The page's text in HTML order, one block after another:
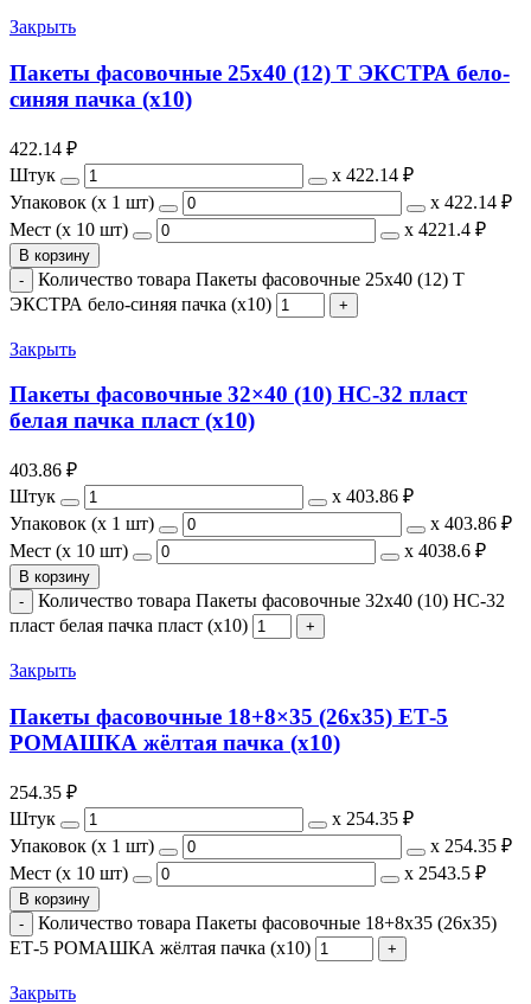
Закрыть
Пакеты фасовочные 25х40 (12) Т ЭКСТРА бело-
синяя пачка (х10)
422.14 ₽
Штук
х 422.14 ₽
Упаковок (x 1 шт)
х 422.14 ₽
Мест (x 10 шт)
х 4221.4 ₽
В корзину
Количество товара Пакеты фасовочные 25х40 (12) Т
ЭКСТРА бело-синяя пачка (х10)
Закрыть
Пакеты фасовочные 32×40 (10) НС-32 пласт
белая пачка пласт (х10)
403.86 ₽
Штук
х 403.86 ₽
Упаковок (x 1 шт)
х 403.86 ₽
Мест (x 10 шт)
х 4038.6 ₽
В корзину
Количество товара Пакеты фасовочные 32x40 (10) НС-32
пласт белая пачка пласт (х10)
Закрыть
Пакеты фасовочные 18+8×35 (26х35) ЕТ-5
РОМАШКА жёлтая пачка (х10)
254.35 ₽
Штук
х 254.35 ₽
Упаковок (x 1 шт)
х 254.35 ₽
Мест (x 10 шт)
х 2543.5 ₽
В корзину
Количество товара Пакеты фасовочные 18+8x35 (26х35)
ЕТ-5 РОМАШКА жёлтая пачка (х10)
Закрыть